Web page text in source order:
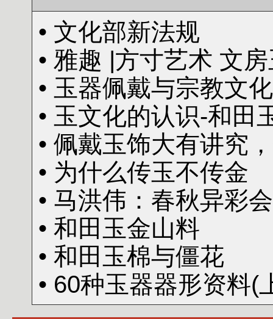
• 文化部新法规
• 雅趣 |方寸艺术 文
• 玉器佩戴与宗教文化
• 玉文化的认识-和田
• 佩戴玉饰大有讲究
• 为什么传玉不传金
• 马洪伟：春秋异彩
• 和田玉金山料
• 和田玉棉与僵花
• 60种玉器器形资料(